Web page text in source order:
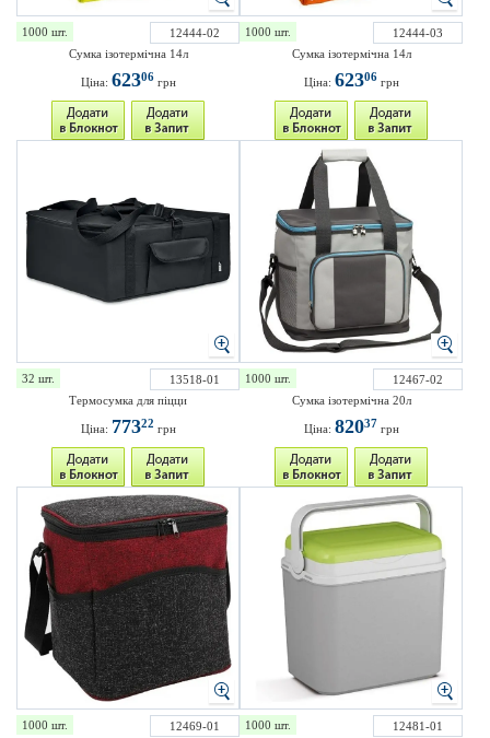
1000 шт.
12444-02
Сумка ізотермічна 14л
Ціна: 62306грн
1000 шт.
12444-03
Сумка ізотермічна 14л
Ціна: 62306грн
32 шт.
13518-01
Термосумка для піцци
Ціна: 77322 грн
1000 шт.
12467-02
Сумка ізотермічна 20л
Ціна: 82037 грн
1000 шт.
12469-01
1000 шт.
12481-01